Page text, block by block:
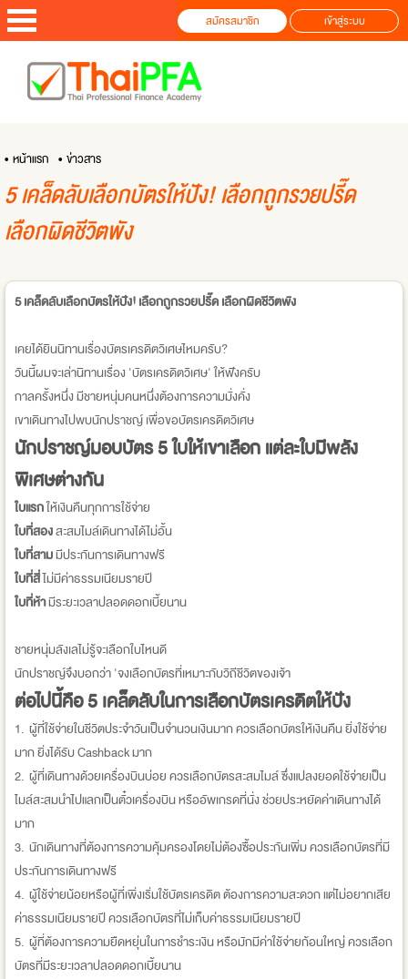
สมัครสมาชิก เข้าสู่ระบบ
• หน้าแรก • ข่าวสาร
5 เคล็ดลับเลือกบัตรให้ปัง! เลือกถูกรวยปรี๊ด
เลือกผิดชีวิตพัง
5 เคล็ดลับเลือกบัตรให้ปัง! เลือกถูกรวยปรี๊ด เลือกผิดชีวิตพัง
เคยได้ยินนิทานเรื่องบัตรเครดิตวิเศษไหมครับ?
วันนี้ผมจะเล่านิทานเรื่อง 'บัตรเครดิตวิเศษ' ให้ฟังครับ
กาลครั้งหนึ่ง มีชายหนุ่มคนหนึ่งต้องการความมั่งคั่ง
เขาเดินทางไปพบนักปราชญ์ เพื่อขอบัตรเครดิตวิเศษ
นักปราชญ์มอบบัตร 5 ใบให้เขาเลือก แต่ละใบมีพลัง
พิเศษต่างกัน
ใบแรกให้เงินคืนทุกการใช้จ่าย
ใบที่สองสะสมไมล์เดินทางได้ไม่อั้น
ใบที่สามมีประกันการเดินทางฟรี
ใบที่สี่ไม่มีค่าธรรมเนียมรายปี
ใบที่ห้ามีระยะเวลาปลอดดอกเบี้ยนาน
ชายหนุ่มลังเลไม่รู้จะเลือกใบไหนดี
นักปราชญ์จึงบอกว่า 'จงเลือกบัตรที่เหมาะกับวิถีชีวิตของเจ้า
ต่อไปนี้คือ 5 เคล็ดลับในการเลือกบัตรเครดิตให้ปัง
1. ผู้ที่ใช้จ่ายในชีวิตประจำวันเป็นจำนวนเงินมาก ควรเลือกบัตรให้เงินคืน ยิ่งใช้จ่าย
มาก ยิ่งได้รับ Cashback มาก
2. ผู้ที่เดินทางด้วยเครื่องบินบ่อย ควรเลือกบัตรสะสมไมล์ ซึ่งแปลงยอดใช้จ่ายเป็น
ไมล์สะสมนำไปแลกเป็นตั๋วเครื่องบิน หรืออัพเกรดที่นั่ง ช่วยประหยัดค่าเดินทางได้
มาก
3. นักเดินทางที่ต้องการความคุ้มครองโดยไม่ต้องซื้อประกันเพิ่ม ควรเลือกบัตรที่มี
ประกันการเดินทางฟรี
4. ผู้ใช้จ่ายน้อยหรือผู้ที่เพิ่งเริ่มใช้บัตรเครดิต ต้องการความสะดวก แต่ไม่อยากเสีย
ค่าธรรมเนียมรายปี ควรเลือกบัตรที่ไม่เก็บค่าธรรมเนียมรายปี
5. ผู้ที่ต้องการความยืดหยุ่นในการชำระเงิน หรือมักมีค่าใช้จ่ายก้อนใหญ่ ควรเลือก
บัตรที่มีระยะเวลาปลอดดอกเบี้ยนาน